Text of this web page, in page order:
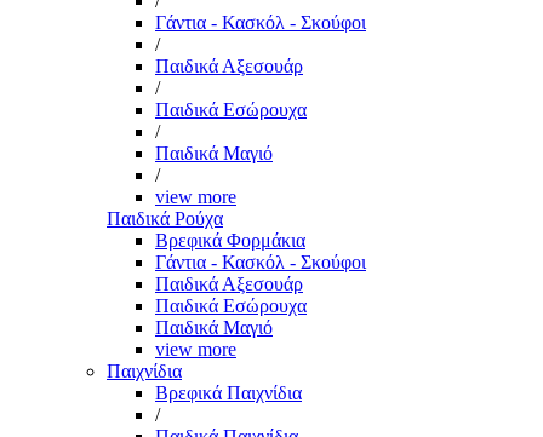
Γάντια - Κασκόλ - Σκούφοι
/
Παιδικά Αξεσουάρ
/
Παιδικά Εσώρουχα
/
Παιδικά Μαγιό
/
view more
Παιδικά Ρούχα
Βρεφικά Φορμάκια
Γάντια - Κασκόλ - Σκούφοι
Παιδικά Αξεσουάρ
Παιδικά Εσώρουχα
Παιδικά Μαγιό
view more
Παιχνίδια
Βρεφικά Παιχνίδια
/